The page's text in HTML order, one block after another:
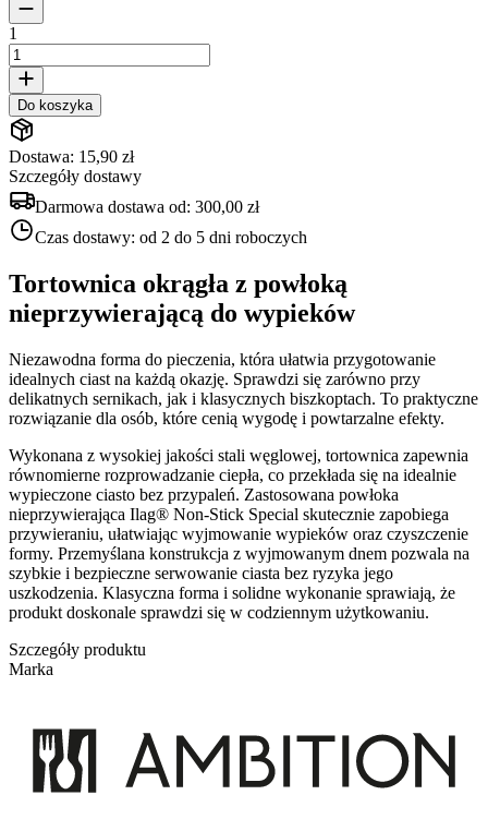
1
Do koszyka
Dostawa: 15,90 zł
Szczegóły dostawy
Darmowa dostawa od: 300,00 zł
Czas dostawy: od 2 do 5 dni roboczych
Tortownica okrągła z powłoką
nieprzywierającą do wypieków
Niezawodna forma do pieczenia, która ułatwia przygotowanie
idealnych ciast na każdą okazję. Sprawdzi się zarówno przy
delikatnych sernikach, jak i klasycznych biszkoptach. To praktyczne
rozwiązanie dla osób, które cenią wygodę i powtarzalne efekty.
Wykonana z wysokiej jakości stali węglowej, tortownica zapewnia
równomierne rozprowadzanie ciepła, co przekłada się na idealnie
wypieczone ciasto bez przypaleń. Zastosowana powłoka
nieprzywierająca Ilag® Non-Stick Special skutecznie zapobiega
przywieraniu, ułatwiając wyjmowanie wypieków oraz czyszczenie
formy. Przemyślana konstrukcja z wyjmowanym dnem pozwala na
szybkie i bezpieczne serwowanie ciasta bez ryzyka jego
uszkodzenia. Klasyczna forma i solidne wykonanie sprawiają, że
produkt doskonale sprawdzi się w codziennym użytkowaniu.
Szczegóły produktu
Marka